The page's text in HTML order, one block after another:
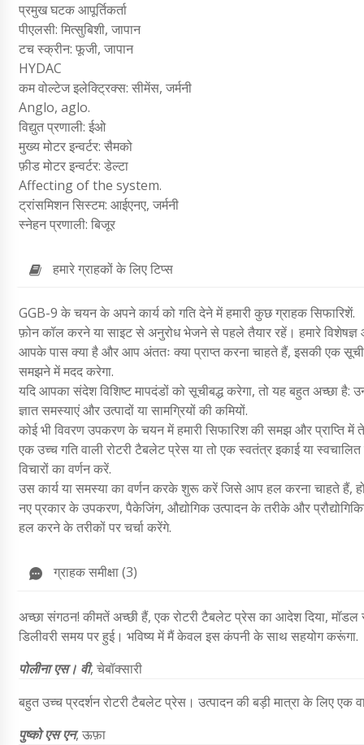
प्रमुख घटक आपूर्तिकर्ता
पीएलसी: मित्सुबिशी, जापान
टच स्क्रीन: फूजी, जापान
HYDAC
कम वोल्टेज इलेक्ट्रिक्स: सीमेंस, जर्मनी
Anglo, aglo.
विद्युत प्रणाली: ईओ
मुख्य मोटर इन्वर्टर: सैमको
फ़ीड मोटर इन्वर्टर: डेल्टा
Affecting of the system.
ट्रांसमिशन सिस्टम: आईएनए, जर्मनी
स्नेहन प्रणाली: बिजूर
हमारे ग्राहकों के लिए टिप्स
GGB-9 के चयन के अपने कार्य को गति देने में हमारी कुछ ग्राहक सिफारिशें.
फ़ोन कॉल करने या साइट से अनुरोध भेजने से पहले तैयार रहें। हमारे
आपके पास क्या है और आप अंततः क्या प्राप्त करना चाहते हैं, इसकी एक
समझने में मदद करेगा.
यदि आपका संदेश विशिष्ट मापदंडों को सूचीबद्ध करेगा, तो यह बहुत अच्छा
ज्ञात समस्याएं और उत्पादों या सामग्रियों की कमियों.
कोई भी विवरण उपकरण के चयन में हमारी सिफारिश की समझ और प्राप्ति में
एक उच्च गति वाली रोटरी टैबलेट प्रेस या तो एक स्वतंत्र इकाई या
विचारों का वर्णन करें.
उस कार्य या समस्या का वर्णन करके शुरू करें जिसे आप हल करना चाहते हैं,
नए प्रकार के उपकरण, पैकेजिंग, औद्योगिक उत्पादन के तरीके और
हल करने के तरीकों पर चर्चा करेंगे.
ग्राहक समीक्षा (3)
अच्छा संगठन! कीमतें अच्छी हैं, एक रोटरी टैबलेट प्रेस का आदेश दिया,
डिलीवरी समय पर हुई। भविष्य में मैं केवल इस कंपनी के साथ सहयोग करूंगा.
पोलीना एस। वी, चेबॉक्सारी
बहुत उच्च प्रदर्शन रोटरी टैबलेट प्रेस। उत्पादन की बड़ी मात्रा के लिए एक
पुष्को एस एन, ऊफ़ा